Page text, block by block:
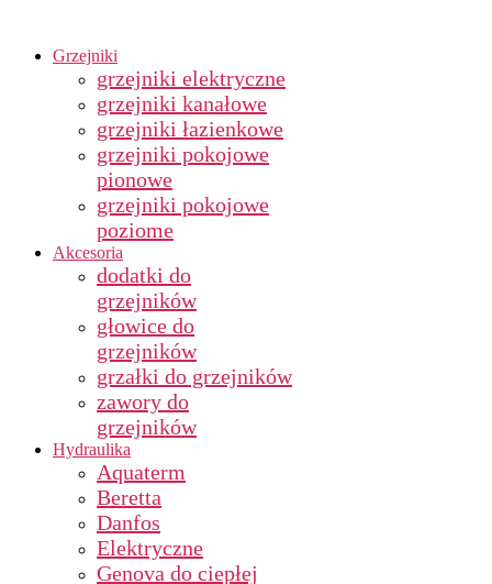
Grzejniki
grzejniki elektryczne
grzejniki kanałowe
grzejniki łazienkowe
grzejniki pokojowe
pionowe
grzejniki pokojowe
poziome
Akcesoria
dodatki do
grzejników
głowice do
grzejników
grzałki do grzejników
zawory do
grzejników
Hydraulika
Aquaterm
Beretta
Danfos
Elektryczne
Genova do ciepłej